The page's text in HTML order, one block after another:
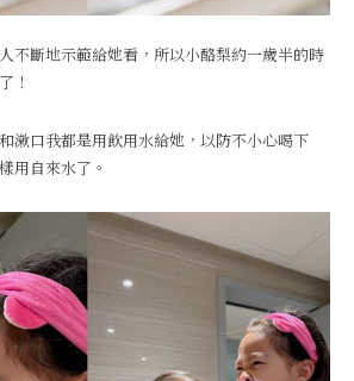
不斷地示範給她看，所以小酪梨約一歲半的時
！
漱口我都是用飲用水給她，以防不小心喝下
用自來水了。